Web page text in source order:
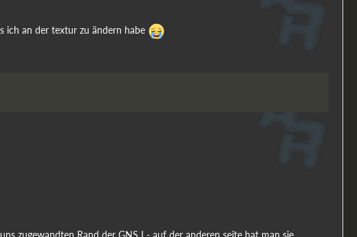
ich an der textur zu ändern habe
zugewandten Rand der GNS I - auf der anderen seite hat man sie